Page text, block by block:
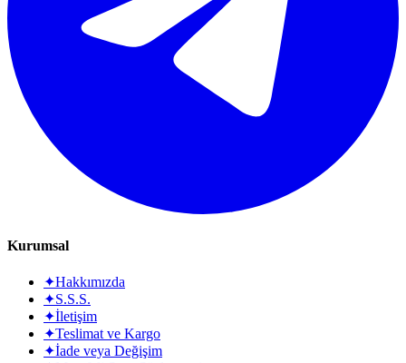
Kurumsal
✦Hakkımızda
✦S.S.S.
✦İletişim
✦Teslimat ve Kargo
✦İade veya Değişim